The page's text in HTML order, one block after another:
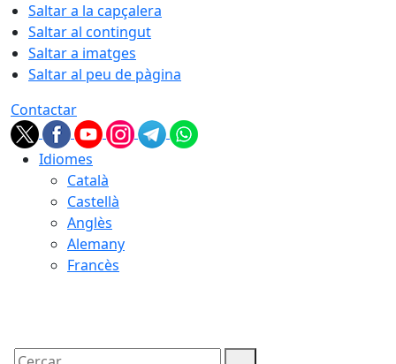
Saltar a la capçalera
Saltar al contingut
Saltar a imatges
Saltar al peu de pàgina
Contactar
Idiomes
Català
Castellà
Anglès
Alemany
Francès